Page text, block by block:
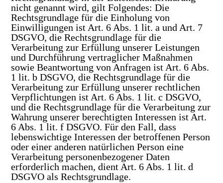
nicht genannt wird, gilt Folgendes: Die
Rechtsgrundlage für die Einholung von
Einwilligungen ist Art. 6 Abs. 1 lit. a und Art. 7
DSGVO, die Rechtsgrundlage für die
Verarbeitung zur Erfüllung unserer Leistungen
und Durchführung vertraglicher Maßnahmen
sowie Beantwortung von Anfragen ist Art. 6 Abs.
1 lit. b DSGVO, die Rechtsgrundlage für die
Verarbeitung zur Erfüllung unserer rechtlichen
Verpflichtungen ist Art. 6 Abs. 1 lit. c DSGVO,
und die Rechtsgrundlage für die Verarbeitung zur
Wahrung unserer berechtigten Interessen ist Art.
6 Abs. 1 lit. f DSGVO. Für den Fall, dass
lebenswichtige Interessen der betroffenen Person
oder einer anderen natürlichen Person eine
Verarbeitung personenbezogener Daten
erforderlich machen, dient Art. 6 Abs. 1 lit. d
DSGVO als Rechtsgrundlage.